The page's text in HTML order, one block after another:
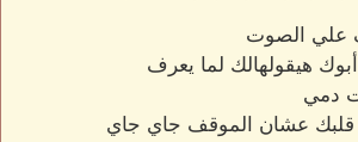
علي الصوت
هيقولهالك لما يعرف
دمي
عشان الموقف جاي جاي